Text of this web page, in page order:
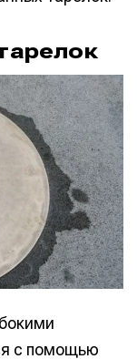
с помощью